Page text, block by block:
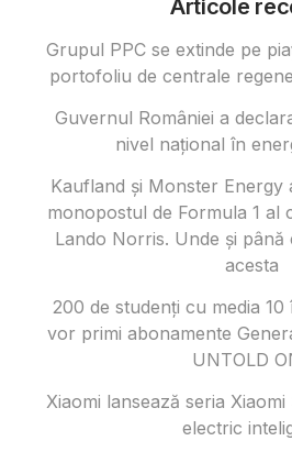
Articole
Grupul PPC se extinde pe
portofoliu de centrale
Guvernul României a
nivel național în
Kaufland și Monster Energy
monopostul de Formula 1 al
Lando Norris. Unde și
acesta
200 de studenți cu media
vor primi abonamente
UNTOLD
Xiaomi lansează seria
electric